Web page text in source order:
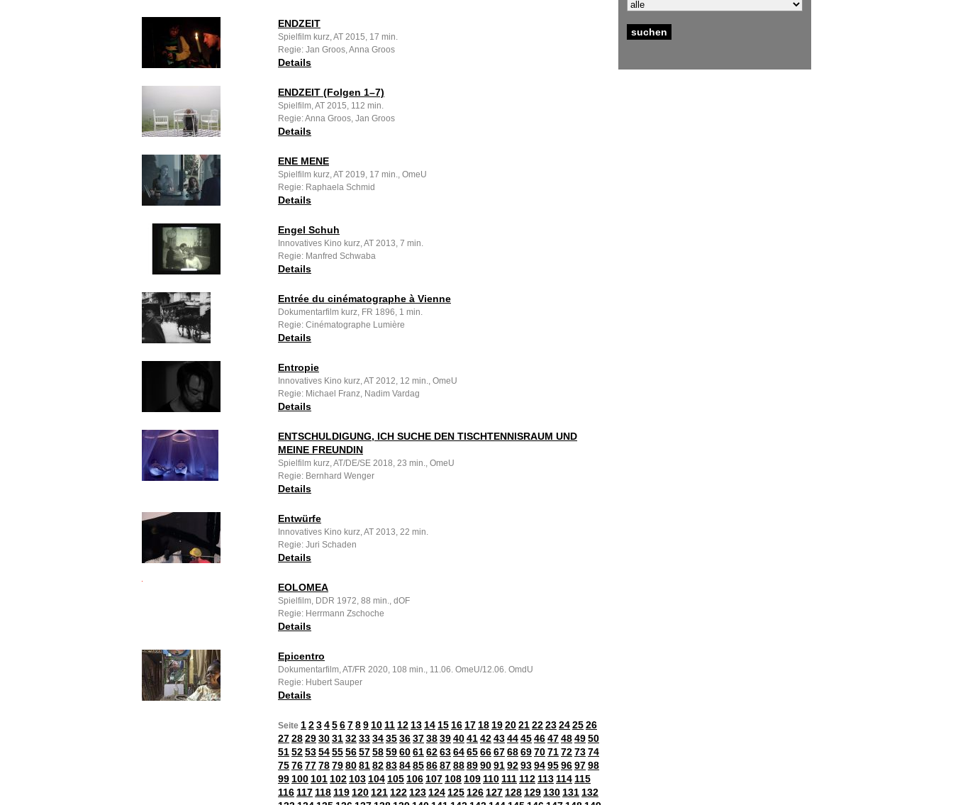
ENDZEIT
Spielfilm kurz, AT 2015, 17 min.
Regie: Jan Groos, Anna Groos
Details
ENDZEIT (Folgen 1–7)
Spielfilm, AT 2015, 112 min.
Regie: Anna Groos, Jan Groos
Details
ENE MENE
Spielfilm kurz, AT 2019, 17 min., OmeU
Regie: Raphaela Schmid
Details
Engel Schuh
Innovatives Kino kurz, AT 2013, 7 min.
Regie: Manfred Schwaba
Details
Entrée du cinématographe à Vienne
Dokumentarfilm kurz, FR 1896, 1 min.
Regie: Cinématographe Lumière
Details
Entropie
Innovatives Kino kurz, AT 2012, 12 min., OmeU
Regie: Michael Franz, Nadim Vardag
Details
ENTSCHULDIGUNG, ICH SUCHE DEN TISCHTENNISRAUM UND
MEINE FREUNDIN
Spielfilm kurz, AT/DE/SE 2018, 23 min., OmeU
Regie: Bernhard Wenger
Details
Entwürfe
Innovatives Kino kurz, AT 2013, 22 min.
Regie: Juri Schaden
Details
EOLOMEA
Spielfilm, DDR 1972, 88 min., dOF
Regie: Herrmann Zschoche
Details
Epicentro
Dokumentarfilm, AT/FR 2020, 108 min., 11.06. OmeU/12.06. OmdU
Regie: Hubert Sauper
Details
Seite 123456789 10 11 12 13 14 15 16 17 18 1920212223242526
272829303132333435363738394041424344454647484950
515253545556575859606162636465666768697071727374
757677787980818283848586878889909192939495969798
99 100 101 102 103 104 105 106 107 108 109 110 111 112 113 114 115
116 117 118 119 120 121 122 123 124 125 126 127 128 129 130 131 132